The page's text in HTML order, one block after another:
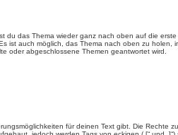
du das Thema wieder ganz nach oben auf die
ist auch möglich, das Thema nach oben zu
oder abgeschlossene Themen geantwortet wird.
für deinen Text gibt. Die